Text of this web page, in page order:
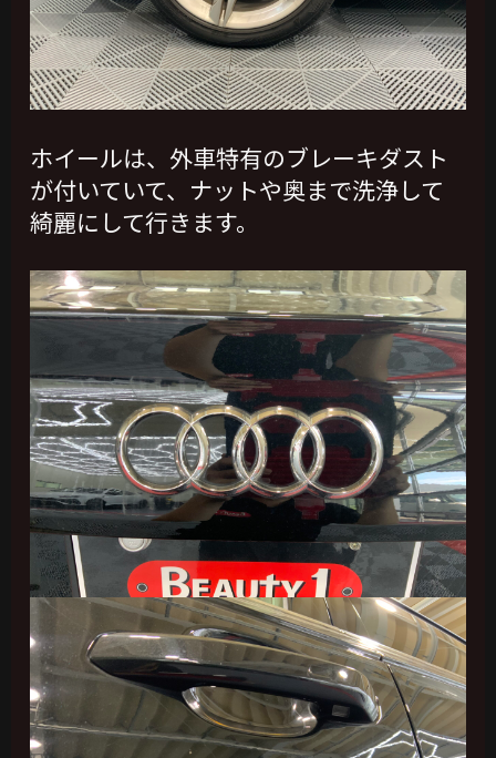
ホイールは、外車特有のブレーキダスト
が付いていて、ナットや奥まで洗浄して
綺麗にして行きます。